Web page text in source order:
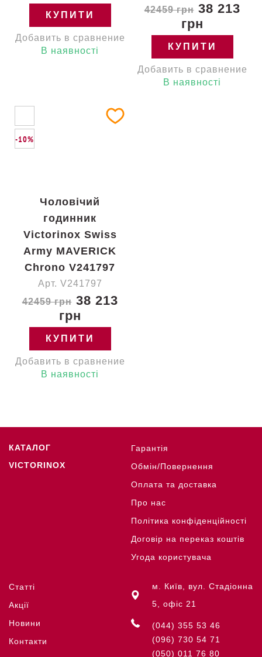
КУПИТИ
Добавить в сравнение
В наявності
42459 грн38 213
грн
КУПИТИ
Добавить в сравнение
В наявності
-10%
Чоловічий
годинник
Victorinox Swiss
Army MAVERICK
Chrono V241797
Арт. V241797
42459 грн38 213
грн
КУПИТИ
Добавить в сравнение
В наявності
КАТАЛОГ
VICTORINOX
Гарантія
Обмін/Повернення
Оплата та доставка
Про нас
Політика конфіденційності
Договір на переказ коштів
Угода користувача
Статті
Акції
Новини
Контакти
м. Київ, вул. Стадіонна
5, офіс 21
(044) 355 53 46
(096) 730 54 71
(050) 011 76 80